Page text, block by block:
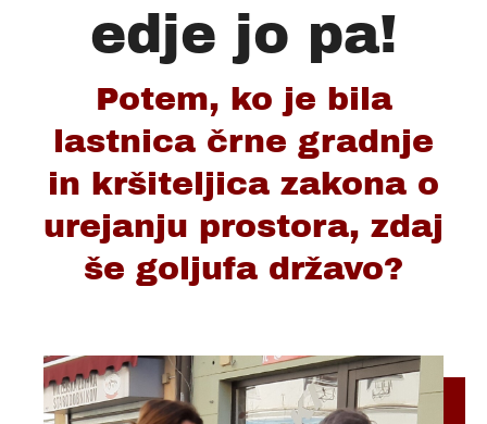
edje jo pa!
Potem, ko je bila
lastnica črne gradnje
in kršiteljica zakona o
urejanju prostora, zdaj
še goljufa državo?